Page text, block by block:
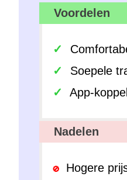
Voordelen
Soepele
App-
Nadelen
Hogere